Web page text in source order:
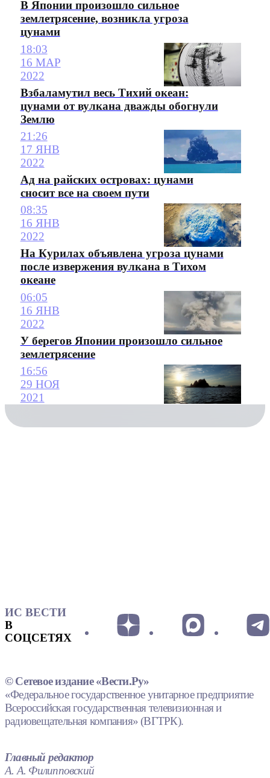
В Японии произошло сильное
землетрясение, возникла угроза
цунами
18:03
16 МАР
2022
Взбаламутил весь Тихий океан:
цунами от вулкана дважды обогнули
Землю
21:26
17 ЯНВ
2022
Ад на райских островах: цунами
сносит все на своем пути
08:35
16 ЯНВ
2022
На Курилах объявлена угроза цунами
после извержения вулкана в Тихом
океане
06:05
16 ЯНВ
2022
У берегов Японии произошло сильное
землетрясение
16:56
29 НОЯ
2021
ИС ВЕСТИ
В
СОЦСЕТЯХ
© Сетевое издание «Вести.Ру»
«Федеральное государственное унитарное предприятие
Всероссийская государственная телевизионная и
радиовещательная компания» (ВГТРК).
Главный редактор
А. А. Филипповский